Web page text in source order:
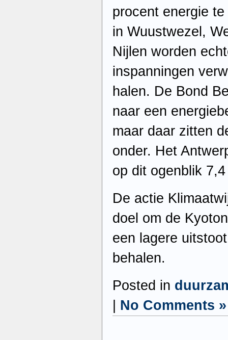
procent energie
in Wuustwezel,
Nijlen worden
inspanningen
halen. De Bond
naar een
maar daar zitten
onder. Het
op dit ogenblik
De actie
doel om de
een lagere
behalen.
Posted in
No Comments »